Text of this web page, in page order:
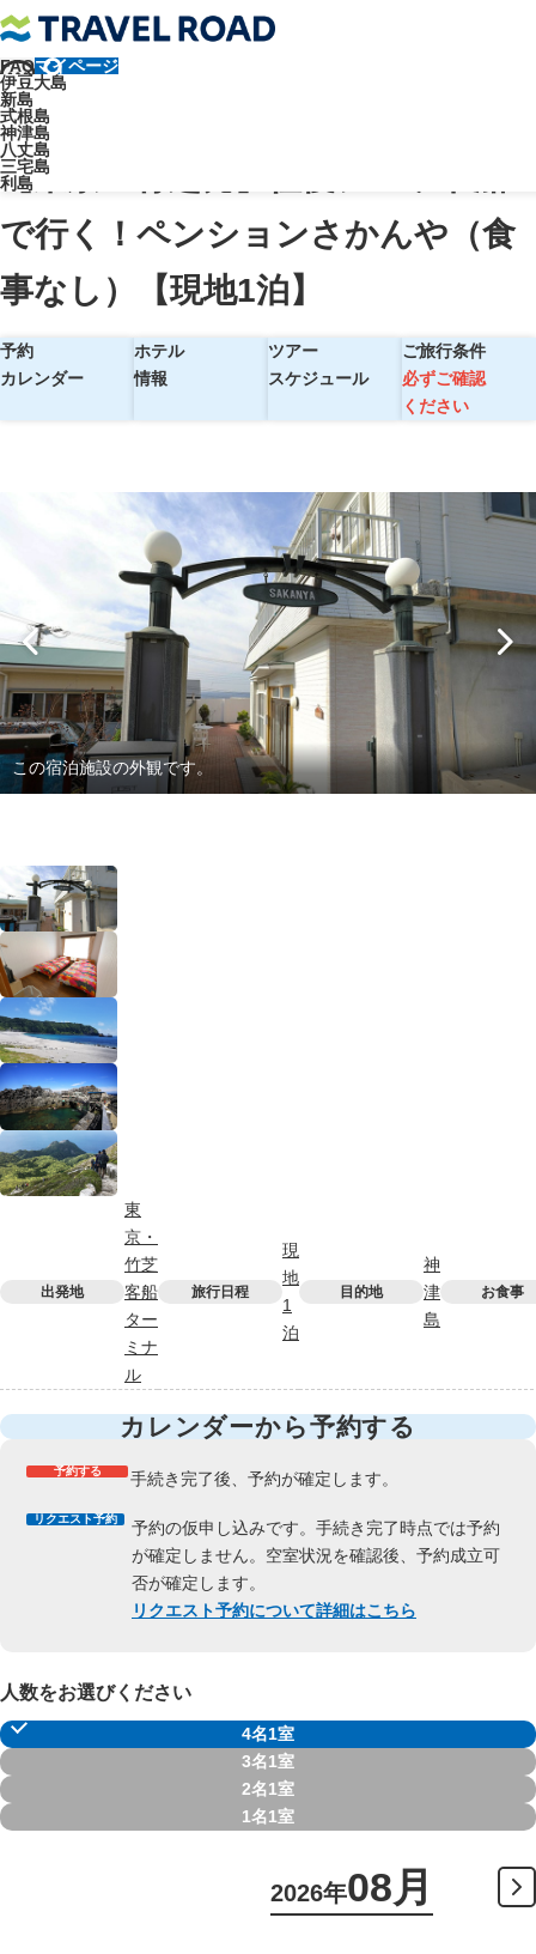
FAQマイページ
伊豆大島
新島
式根島
神津島
八丈島
三宅島
利島
トラベルロード
【東京・竹芝発】往復ジェット船で行く！ペンションさかんや（食事な
し）【現地1泊】
【東京・竹芝発】往復ジェット船
で行く！ペンションさかんや（食
事なし）【現地1泊】
予約
カレンダー
ホテル
情報
ツアー
スケジュール
ご旅行条件
必ずご確認
ください
この宿泊施設の外観です。
出発地
東
京・
竹芝
客船
ター
ミナ
ル
旅行日程
現
地
1
泊
目的地
神
津
島
お食事
カレンダーから予約する
予約する 手続き完了後、予約が確定します。
リクエスト予約
予約の仮申し込みです。手続き完了時点では予約
が確定しません。空室状況を確認後、予約成立可
否が確定します。
リクエスト予約について詳細はこちら
人数をお選びください
4名1室
3名1室
2名1室
1名1室
2026年08月